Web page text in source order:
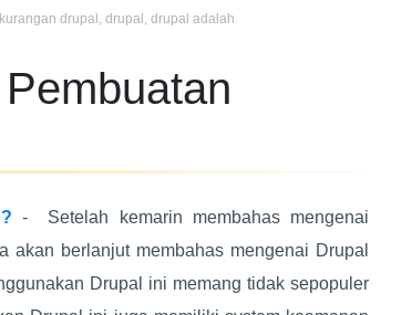
drupal , drupal , drupal adalah
- Setelah kemarin membahas mengenai
berlanjut membahas mengenai Drupal
Drupal ini memang tidak sepopuler